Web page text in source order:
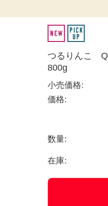
つるりんこ
800g
小売価格:
価格:
数量:
在庫: